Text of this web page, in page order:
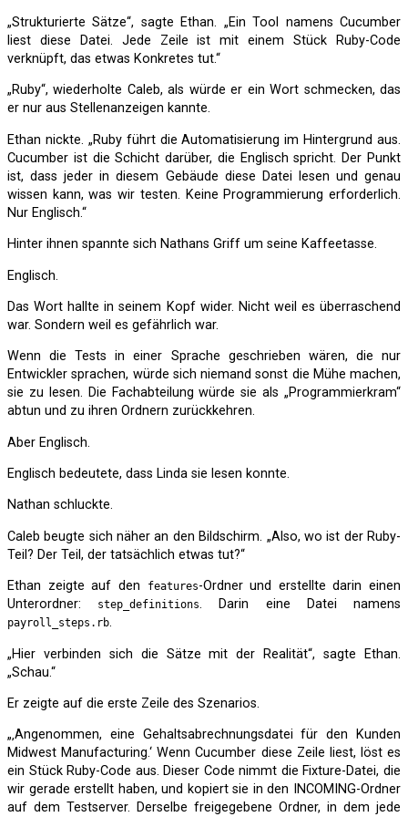
„Strukturierte Sätze“, sagte Ethan. „Ein Tool namens Cucumber
liest diese Datei. Jede Zeile ist mit einem Stück Ruby-Code
verknüpft, das etwas Konkretes tut.“
„Ruby“, wiederholte Caleb, als würde er ein Wort schmecken, das
er nur aus Stellenanzeigen kannte.
Ethan nickte. „Ruby führt die Automatisierung im Hintergrund aus.
Cucumber ist die Schicht darüber, die Englisch spricht. Der Punkt
ist, dass jeder in diesem Gebäude diese Datei lesen und genau
wissen kann, was wir testen. Keine Programmierung erforderlich.
Nur Englisch.“
Hinter ihnen spannte sich Nathans Griff um seine Kaffeetasse.
Englisch.
Das Wort hallte in seinem Kopf wider. Nicht weil es überraschend
war. Sondern weil es gefährlich war.
Wenn die Tests in einer Sprache geschrieben wären, die nur
Entwickler sprachen, würde sich niemand sonst die Mühe machen,
sie zu lesen. Die Fachabteilung würde sie als „Programmierkram“
abtun und zu ihren Ordnern zurückkehren.
Aber Englisch.
Englisch bedeutete, dass Linda sie lesen konnte.
Nathan schluckte.
Caleb beugte sich näher an den Bildschirm. „Also, wo ist der Ruby-
Teil? Der Teil, der tatsächlich etwas tut?“
Ethan zeigte auf den features-Ordner und erstellte darin einen
Unterordner:
step_definitions. Darin eine Datei namens
payroll_steps.rb.
„Hier verbinden sich die Sätze mit der Realität“, sagte Ethan.
„Schau.“
Er zeigte auf die erste Zeile des Szenarios.
„‚Angenommen, eine Gehaltsabrechnungsdatei für den Kunden
Midwest Manufacturing.‘ Wenn Cucumber diese Zeile liest, löst es
ein Stück Ruby-Code aus. Dieser Code nimmt die Fixture-Datei, die
wir gerade erstellt haben, und kopiert sie in den INCOMING-Ordner
auf dem Testserver. Derselbe freigegebene Ordner, in dem jede